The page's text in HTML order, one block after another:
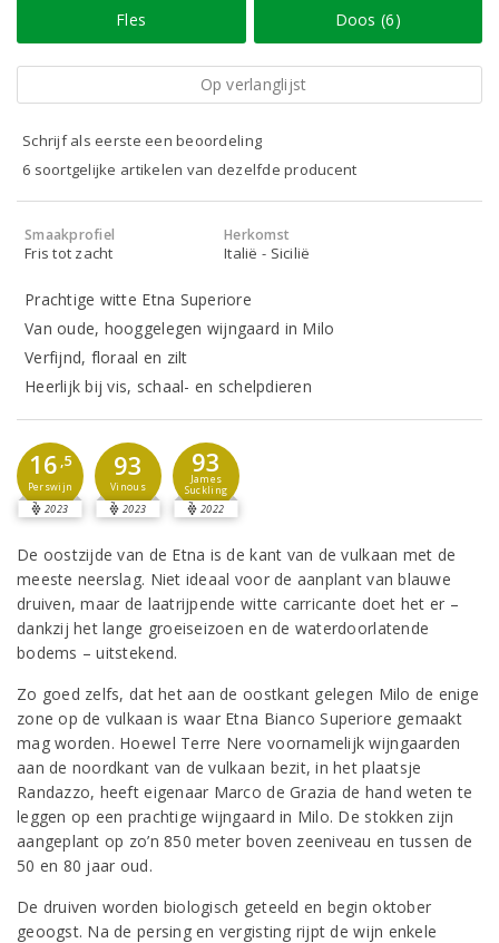
Fles Doos (6)
Op verlanglijst
Schrijf als eerste een beoordeling
6 soortgelijke artikelen van dezelfde producent
Smaakprofiel
Fris tot zacht
Herkomst
Italië - Sicilië
Prachtige witte Etna Superiore
Van oude, hooggelegen wijngaard in Milo
Verfijnd, floraal en zilt
Heerlijk bij vis, schaal- en schelpdieren
16 ,5
Perswijn
2023
93
Vinous
2023
93
James
Suckling
2022
De oostzijde van de Etna is de kant van de vulkaan met de
meeste neerslag. Niet ideaal voor de aanplant van blauwe
druiven, maar de laatrijpende witte carricante doet het er –
dankzij het lange groeiseizoen en de waterdoorlatende
bodems – uitstekend.
Zo goed zelfs, dat het aan de oostkant gelegen Milo de enige
zone op de vulkaan is waar Etna Bianco Superiore gemaakt
mag worden. Hoewel Terre Nere voornamelijk wijngaarden
aan de noordkant van de vulkaan bezit, in het plaatsje
Randazzo, heeft eigenaar Marco de Grazia de hand weten te
leggen op een prachtige wijngaard in Milo. De stokken zijn
aangeplant op zo’n 850 meter boven zeeniveau en tussen de
50 en 80 jaar oud.
De druiven worden biologisch geteeld en begin oktober
geoogst. Na de persing en vergisting rijpt de wijn enkele